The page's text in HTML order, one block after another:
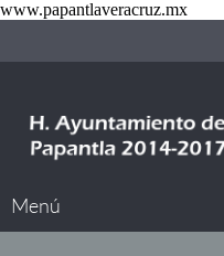
www.papantlaveracruz.mx
Menú